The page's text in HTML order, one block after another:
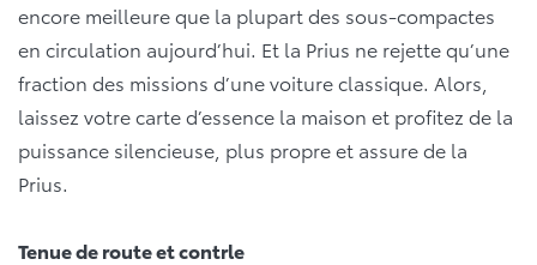
encore meilleure que la plupart des sous-compactes
en circulation aujourd’hui. Et la Prius ne rejette qu’une
fraction des missions d’une voiture classique. Alors,
laissez votre carte d’essence la maison et profitez de la
puissance silencieuse, plus propre et assure de la
Prius.
Tenue de route et contrle